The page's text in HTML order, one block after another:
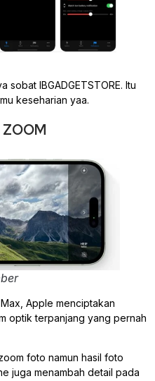
sobat IBGADGETSTORE. Itu
keseharian yaa.
Apple menciptakan
optik terpanjang yang pernah
foto namun hasil foto
juga menambah detail pada